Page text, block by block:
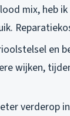
mix, heb
en
wijken,
verderop